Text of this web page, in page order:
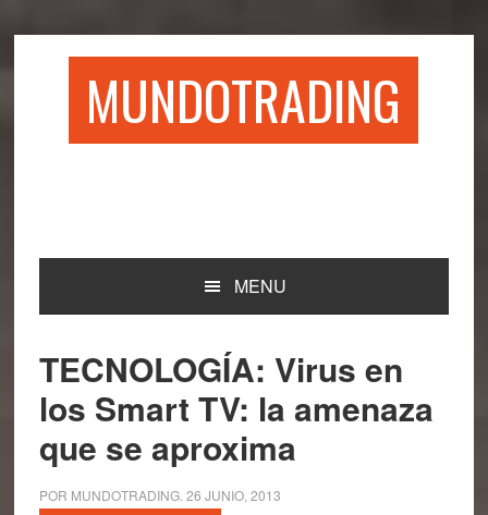
MUNDOTRADING
MENU
TECNOLOGÍA: Virus en
los Smart TV: la amenaza
que se aproxima
POR MUNDOTRADING. 26 JUNIO, 2013